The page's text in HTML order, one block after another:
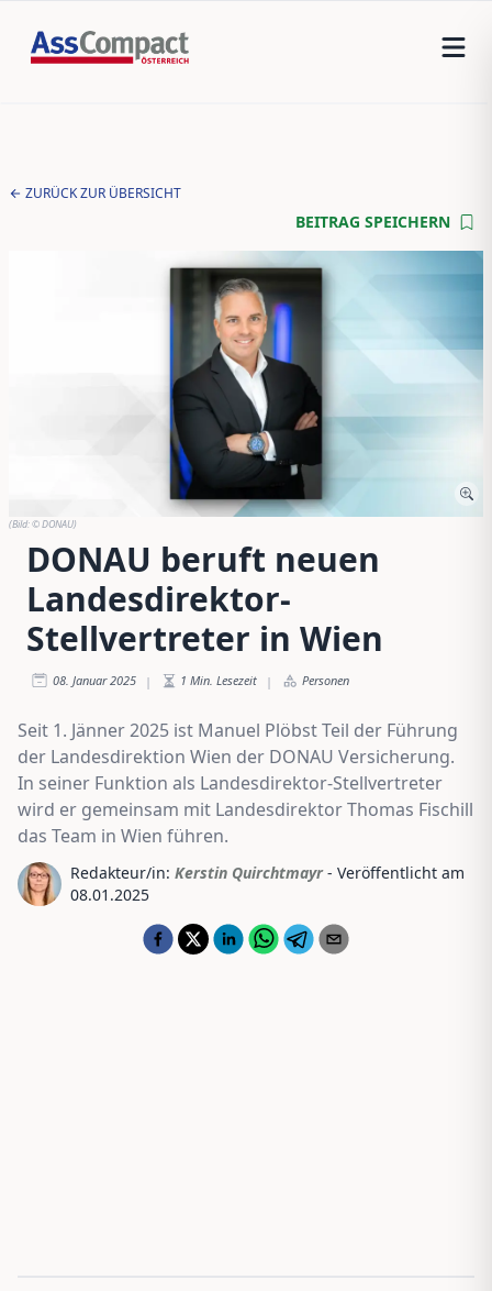
ZURÜCK ZUR ÜBERSICHT
BEITRAG SPEICHERN
(Bild:© DONAU)
DONAU beruft neuen
Landesdirektor-
Stellvertreter in Wien
08. Januar 2025 | 1 Min. Lesezeit | Personen
Seit 1. Jänner 2025 ist Manuel Plöbst Teil der Führung
der Landesdirektion Wien der DONAU Versicherung.
In seiner Funktion als Landesdirektor-Stellvertreter
wird er gemeinsam mit Landesdirektor Thomas Fischill
das Team in Wien führen.
Redakteur/in: Kerstin Quirchtmayr - Veröffentlicht am
08.01.2025